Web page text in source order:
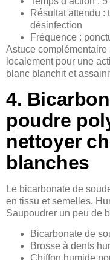
Résultat attendu :
désinfection
Fréquence :
Astuce
localement pour une
blanc blanchit et
4.
poudre
nettoyer
blanches
Le bicarbonate de
en tissu et semelles.
Saupoudrer un peu de
Bicarbonate de
Brosse à dents
Chiffon humide